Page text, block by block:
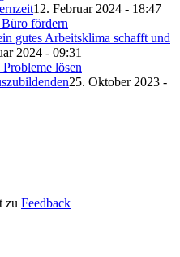
12. Februar 2024 - 18:47
gutes Arbeitsklima schafft und
2024 - 09:31
25. Oktober 2023 -
zu Feedback